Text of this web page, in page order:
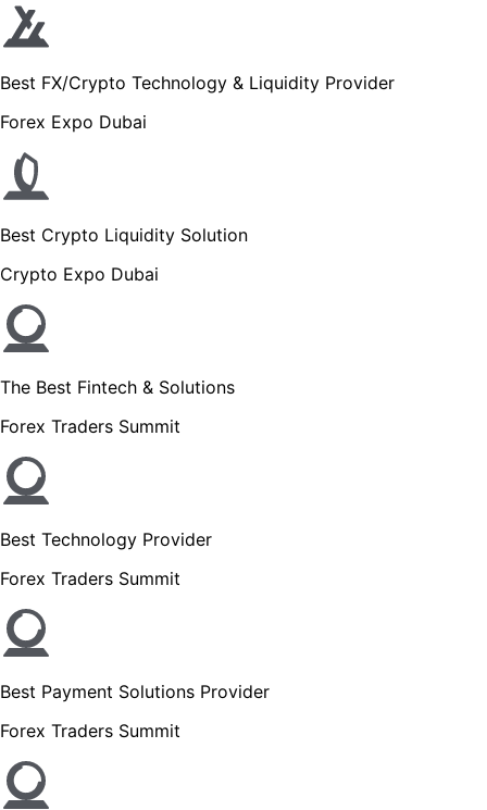
Best FX/Crypto Technology & Liquidity Provider
Forex Expo Dubai
Best Crypto Liquidity Solution
Crypto Expo Dubai
The Best Fintech & Solutions
Forex Traders Summit
Best Technology Provider
Forex Traders Summit
Best Payment Solutions Provider
Forex Traders Summit